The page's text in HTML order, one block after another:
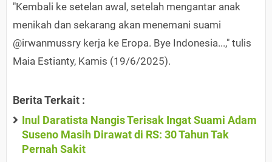
"Kembali ke setelan awal, setelah mengantar anak
menikah dan sekarang akan menemani suami
@irwanmussry kerja ke Eropa. Bye Indonesia...," tulis
Maia Estianty, Kamis (19/6/2025).
Berita Terkait :
Inul Daratista Nangis Terisak Ingat Suami Adam
Suseno Masih Dirawat di RS: 30 Tahun Tak
Pernah Sakit